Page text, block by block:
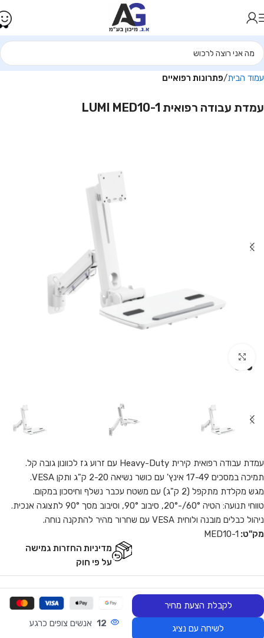
עמוד הבית פתרונות רפואיים
עמדת עבודה רפואית LUMI MED10-1
עמדת עבודה רפואית קירית Heavy-Duty עם זרוע גז לכוונון גובה קל.
תמיכה במסכים 17-49 אינץ' עם כושר נשיאה 2-20 ק"ג ותקן VESA.
מגש מקלדת מתקפל (2 ק"ג) עם משטח עכבר נשלף וחיסכון במקום.
טווחי תנועה: הטיה 60°/-20°, סיבוב 90°, וסיבוב מסך 90° לתצוגה אנכית.
ניהול כבלים מובנה ולוחית VESA עם שחרור מהיר להתקנה נוחה.
מק"ט: MED10-1
מדיניות החזרות גמישה
על פי חוק
לקבלת הצעת מחיר
לשיחה עם נציג 12 אנשים צופים כרגע